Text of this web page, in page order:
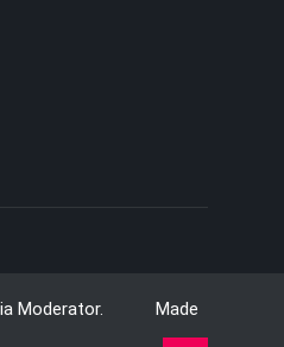
Moderator. Made